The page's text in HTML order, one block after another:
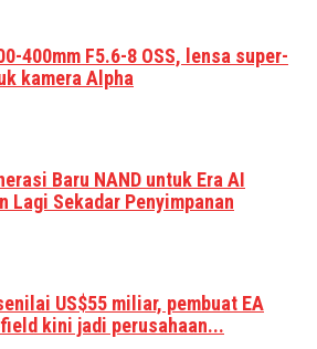
400mm F5.6-8 OSS, lensa super-
kamera Alpha
Baru NAND untuk Era AI
Lagi Sekadar Penyimpanan
US$55 miliar, pembuat EA
kini jadi perusahaan...